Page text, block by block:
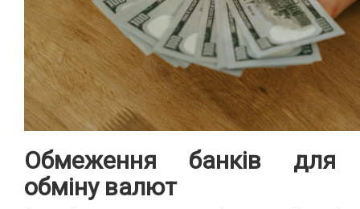
Обмеження банків для
обміну валют